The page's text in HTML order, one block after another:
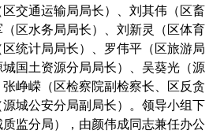
交通运输局局长）、刘其伟（区畜
区水务局局长）、刘新灵（区体育
统计局局长）、罗伟平（区旅游局
国土资源分局局长）、吴葵光（源
峥嵘（区检察院副检察长、区反贪
城公安分局副局长）。领导小组下
监分局），由颜伟成同志兼任办公